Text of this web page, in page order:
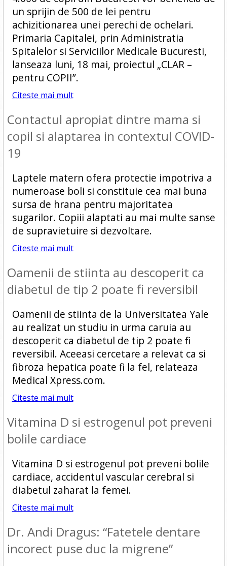
un sprijin de 500 de lei pentru
achizitionarea unei perechi de ochelari.
Primaria Capitalei, prin Administratia
Spitalelor si Serviciilor Medicale Bucuresti,
lanseaza luni, 18 mai, proiectul „CLAR –
pentru COPII”.
Citeste mai mult
Contactul apropiat dintre mama si
copil si alaptarea in contextul COVID-
19
Laptele matern ofera protectie impotriva a
numeroase boli si constituie cea mai buna
sursa de hrana pentru majoritatea
sugarilor. Copiii alaptati au mai multe sanse
de supravietuire si dezvoltare.
Citeste mai mult
Oamenii de stiinta au descoperit ca
diabetul de tip 2 poate fi reversibil
Oamenii de stiinta de la Universitatea Yale
au realizat un studiu in urma caruia au
descoperit ca diabetul de tip 2 poate fi
reversibil. Aceeasi cercetare a relevat ca si
fibroza hepatica poate fi la fel, relateaza
Medical Xpress.com.
Citeste mai mult
Vitamina D si estrogenul pot preveni
bolile cardiace
Vitamina D si estrogenul pot preveni bolile
cardiace, accidentul vascular cerebral si
diabetul zaharat la femei.
Citeste mai mult
Dr. Andi Dragus: “Fatetele dentare
incorect puse duc la migrene”